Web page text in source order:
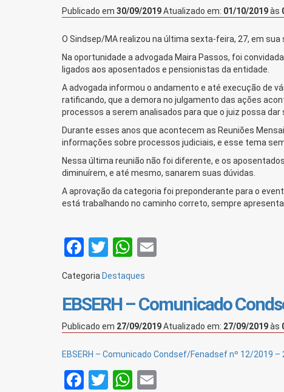
Publicado em 30/09/2019Atualizado em: 01/10/2019às
O Sindsep/MA realizou na última sexta-feira, 27, em
Na oportunidade a advogada Maira Passos, foi
ligados aos aposentados e pensionistas da entidade.
A advogada informou o andamento e até execução de
ratificando, que a demora no julgamento das ações
processos a serem analisados para que o juiz possa dar
Durante esses anos que acontecem as Reuniões
informações sobre processos judiciais, e esse tema
Nessa última reunião não foi diferente, e os
diminuírem, e até mesmo, sanarem suas dúvidas.
A aprovação da categoria foi preponderante para o
está trabalhando no caminho correto, sempre
Facebook
TwitterWhatsApp
Categoria Destaques
EBSERH – Comunicado
Publicado em 27/09/2019Atualizado em: 27/09/2019às
EBSERH – Comunicado Condsef/Fenadsef nº 12/2019
Facebook
TwitterWhatsApp